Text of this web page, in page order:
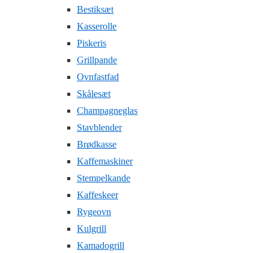
Bestiksæt
Kasserolle
Piskeris
Grillpande
Ovnfastfad
Skålesæt
Champagneglas
Stavblender
Brødkasse
Kaffemaskiner
Stempelkande
Kaffeskeer
Rygeovn
Kulgrill
Kamadogrill